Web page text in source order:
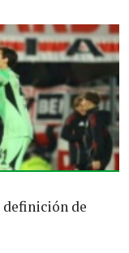
definición de